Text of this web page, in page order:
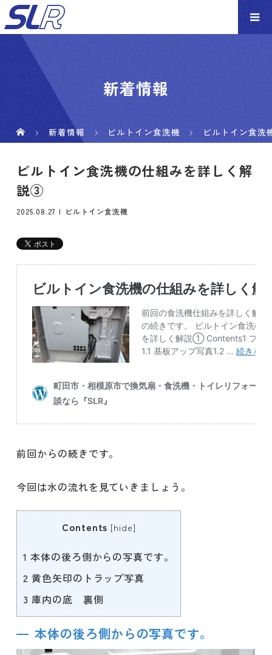
新着情報
新着情報 ビルトイン食洗機 ビルトイン食
ビルトイン食洗機の仕組みを詳しく解
説③
2025.08.27 ビルトイン食洗機
前回からの続きです。
今回は水の流れを見ていきましょう。
Contents [hide]
1 本体の後ろ側からの写真です。
2 黄色矢印のトラップ写真
3 庫内の底 裏側
本体の後ろ側からの写真です。